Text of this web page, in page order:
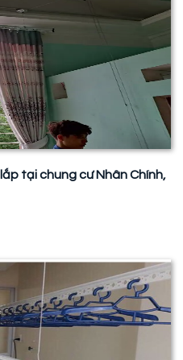
tại chung cư Nhân Chính,